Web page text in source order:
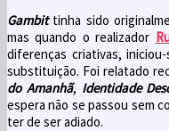
Gambittinha sido
mas quando o realizador
diferenças criativas,
substituição. Foi relatado
do Amanhã, Identidade
espera não se passou sem
ter de ser adiado.